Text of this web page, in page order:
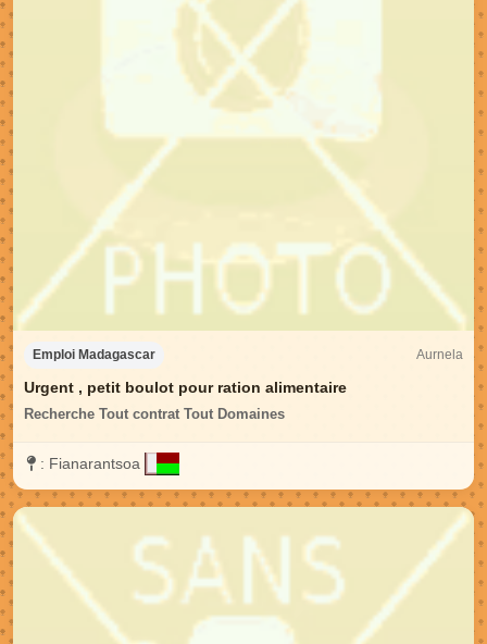
Emploi Madagascar Aurnela
Urgent , petit boulot pour ration alimentaire
Recherche Tout contrat Tout Domaines
: Fianarantsoa